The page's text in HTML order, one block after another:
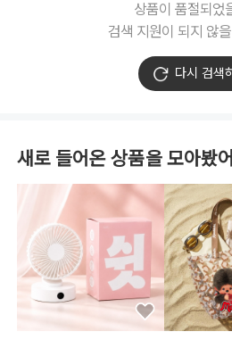
상품이 품절되었
검색 지원이 되지 않
다시 검색
새로 들어온 상품을 모아봤